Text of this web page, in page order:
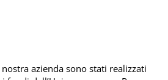
azienda sono stati realizzati